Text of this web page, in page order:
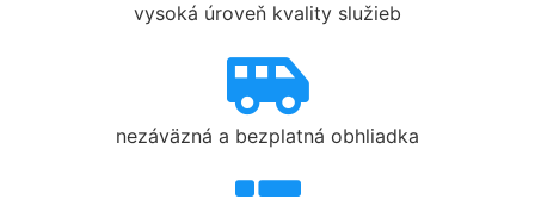
vysoká úroveň kvality služieb
nezáväzná a bezplatná obhliadka